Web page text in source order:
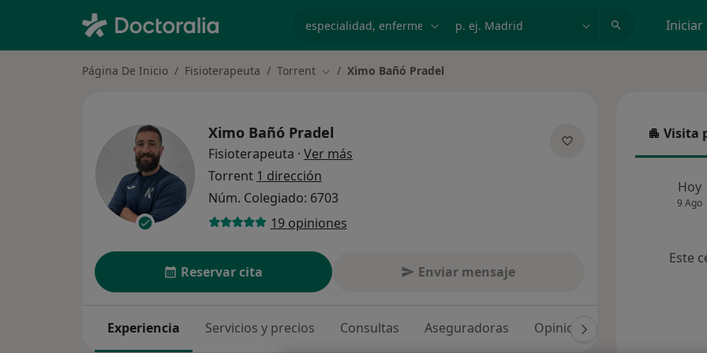
Iniciar
Página De Inicio Fisioterapeuta Torrent Cambiar de ciudad
Ximo Bañó Pradel
Ximo Bañó Pradel
Fisioterapeuta · Ver más
Torrent 1 dirección
Núm. Colegiado: 6703
19 opiniones
Reservar cita Enviar mensaje
Experiencia Servicios y precios Consultas Aseguradoras Opiniones (19)
Visita
Visita
Hoy
9 Ago
Este